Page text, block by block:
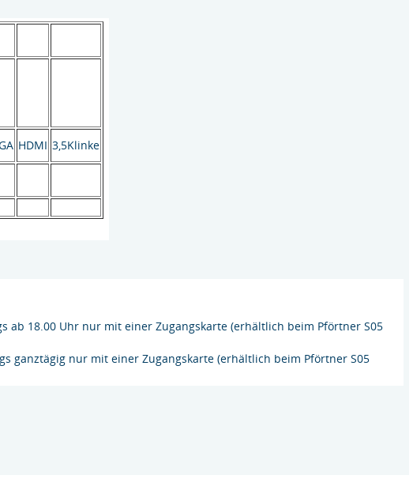
HDMI 3,5Klinke
ab 18.00 Uhr nur mit einer Zugangskarte (erhältlich beim Pförtner S05
ganztägig nur mit einer Zugangskarte (erhältlich beim Pförtner S05